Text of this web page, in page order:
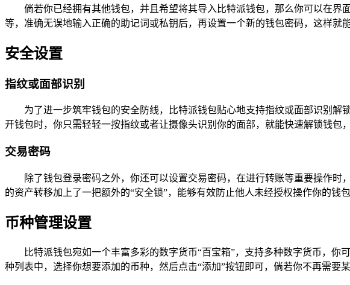
倘若你已经拥有其他钱包，并且希望将其导入比特派钱包，那么你可以在界
等，准确无误地输入正确的助记词或私钥后，再设置一个新的钱包密码，这样就
安全设置
指纹或面部识别
为了进一步筑牢钱包的安全防线，比特派钱包贴心地支持指纹或面部识别
开钱包时，你只需轻轻一按指纹或者让摄像头识别你的面部，就能快速解锁钱包
交易密码
除了钱包登录密码之外，你还可以设置交易密码，在进行转账等重要操作
的资产转移加上了一把额外的“安全锁”，能够有效防止他人未经授权操作你的钱
币种管理设置
比特派钱包宛如一个丰富多彩的数字货币“百宝箱”，支持多种数字货币，
种列表中，选择你想要添加的币种，然后点击“添加”按钮即可，倘若你不再需要